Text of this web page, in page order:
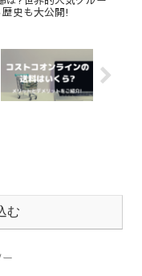
史も大公開!
む